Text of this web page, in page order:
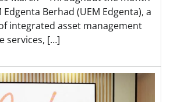
Edgenta Berhad (UEM Edgenta), a
integrated asset management
services, […]